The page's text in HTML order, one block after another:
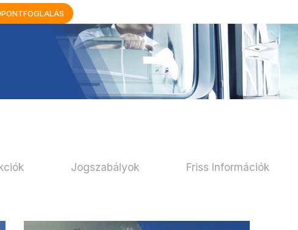
Jogszabályok Friss Információk